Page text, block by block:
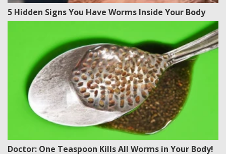
5 Hidden Signs You Have Worms Inside Your Body
Doctor: One Teaspoon Kills All Worms in Your Body!